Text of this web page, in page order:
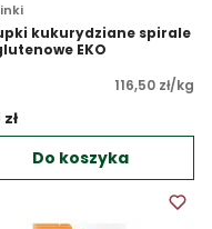
kukurydziane spirale
EKO
116,50 zł/kg
Do koszyka